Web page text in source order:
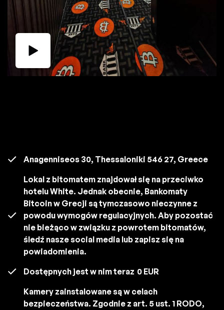
Anagenniseos 30, Thessaloniki 546 27, Greece
Lokal z bitomatem znajdował się na przeciwko
hotelu White. Jednak obecnie, Bankomaty
Bitcoin w Grecji są tymczasowo nieczynne z
powodu wymogów regulacyjnych. Aby pozostać
nie bieżąco w związku z powrotem bitomatów,
śledź nasze social media lub zapisz się na
powiadomienia.
Dostępnych jest w nim teraz 0 EUR
Kamery zainstalowane są w celach
bezpieczeństwa. Zgodnie z art. 5 ust. 1 RODO,